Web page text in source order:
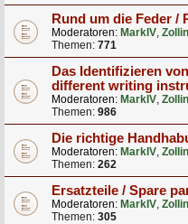
Rund um die Feder /
Moderatoren: MarkIV,
Themen: 771
Das Identifizieren
different writing
Moderatoren: MarkIV,
Themen: 986
Die richtige
Moderatoren: MarkIV,
Themen: 262
Ersatzteile / Spare
Moderatoren: MarkIV,
Themen: 305